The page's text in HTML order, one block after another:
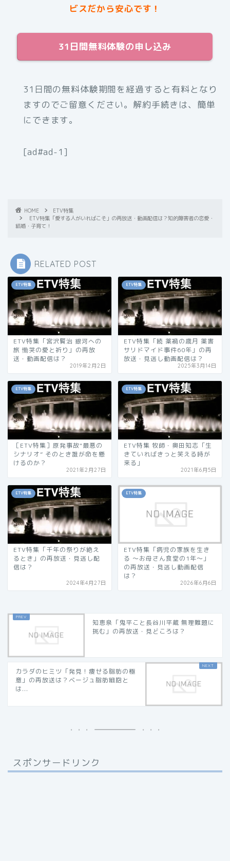
ビスだから安心です！
31日間無料体験の申し込み
31日間の無料体験期間を経過すると有料となり
ますのでご留意ください。解約手続きは、簡単
にできます。
[ad#ad-1]
HOME
ETV特集
ETV特集「愛する人がいればこそ」の再放送・動画配信は？知的障害者の恋愛・
結婚・子育て！
RELATED POST
ETV特集
ETV特集「宮沢賢治 銀河への
旅 慟哭の愛と祈り」の再放
送・動画配信は？
2019年2月2日
ETV特集
ETV特集「続 薬禍の歳月 薬害
サリドマイド事件60年」の再
放送・見逃し動画配信は？
2025年3月14日
ETV特集
［ETV特集］原発事故“最悪の
シナリオ” そのとき誰が命を懸
けるのか？
2021年2月27日
ETV特集
ETV特集 牧師・奥田知志「生
きていればきっと笑える時が
来る」
2021年6月5日
ETV特集
ETV特集「千年の祭りが絶え
るとき」の再放送・見逃し配
信は？
2024年4月27日
ETV特集
ETV特集「病児の家族を生き
る 〜お母さん食堂の1年〜」
の再放送・見逃し動画配信
は？
2026年6月6日
知恵泉「鬼平こと長谷川平蔵 無理難題に
挑む」の再放送・見どころは？
カラダのヒミツ「発見！痩せる脂肪の極
意」の再放送は？ベージュ脂肪細胞と
は...
スポンサードリンク